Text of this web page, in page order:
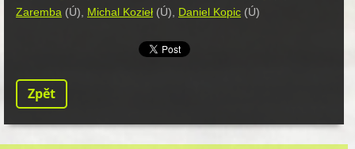
Zaremba (Ú), Michal Kozieł (Ú), Daniel Kopic (Ú)
Zpět